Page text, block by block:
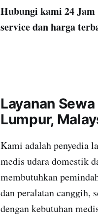
Hubungi kami 24
service dan harga
Layanan
Lumpur,
Kami adalah penyedia
medis udara domestik
membutuhkan
dan peralatan canggih,
dengan kebutuhan